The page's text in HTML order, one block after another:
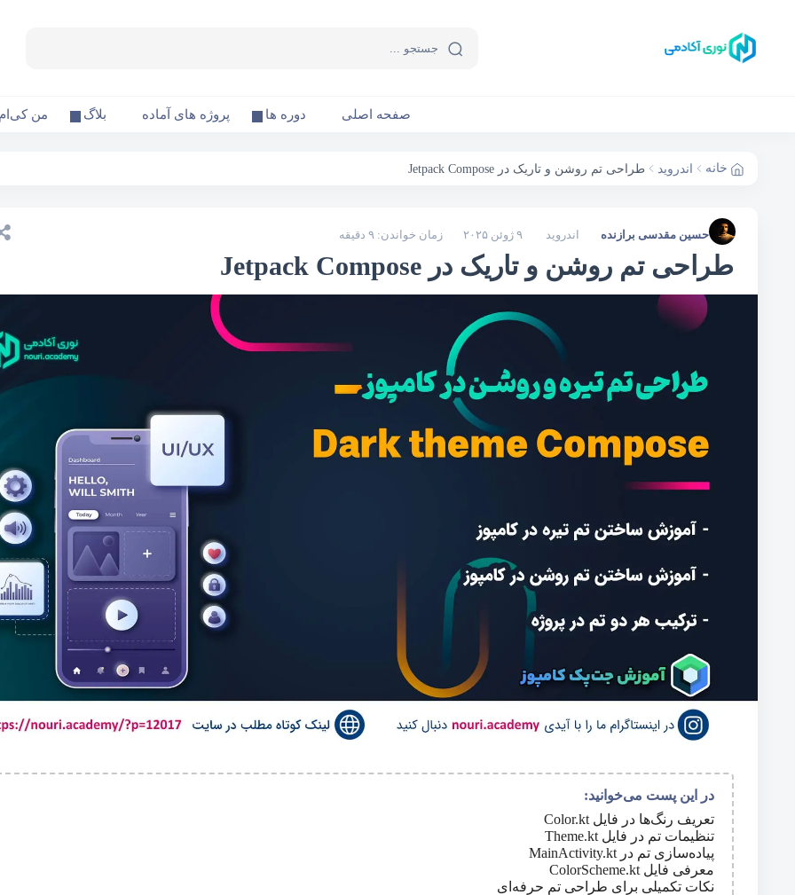
صفحه اصلی دوره ها پروژه های آماده بلاگ من
خانه اندروید طراحی تم روشن و تاریک در Jetpack Compose
حسین مقدسی برازنده اندروید ۹ ژوئن ۲۰۲۵ زمان خواندن: ۹ دقیقه
طراحی تم روشن و تاریک در Jetpack Compose
در این پست می‌خوانید:
تعریف رنگ‌ها در فایل Color.kt
تنظیمات تم در فایل Theme.kt
پیاده‌سازی تم در MainActivity.kt
معرفی فایل ColorScheme.kt
نکات تکمیلی برای طراحی تم حرفه‌ای